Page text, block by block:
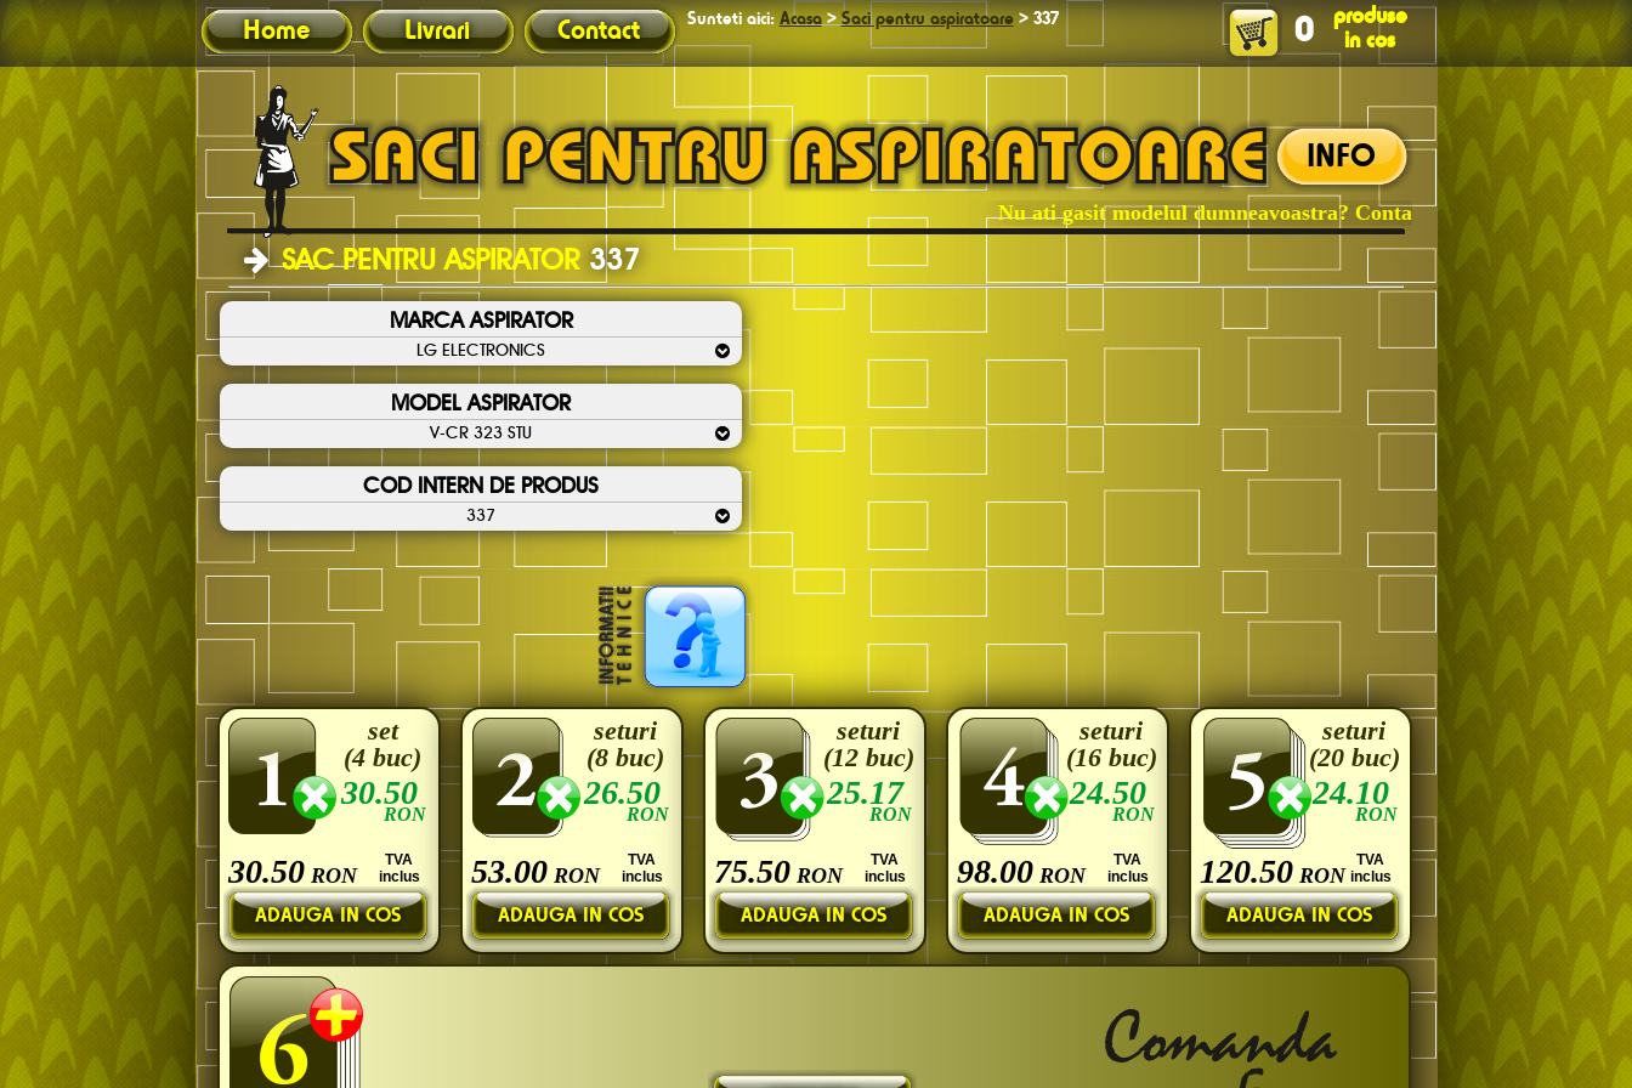
Home Livrari Contact Sunteti aici: Acasa>Saci pentru aspiratoare> 337 0
produse
in cos
INFO
Nu ati gasit modelul dumneavoastra? Contactati-ne!
SAC PENTRU ASPIRATOR 337
MARCA ASPIRATOR
LG ELECTRONICS
MODEL ASPIRATOR
V-CR 323 STU
COD INTERN DE PRODUS
337
30.50
RON
30.50RON
TVA
inclus
set
(4 buc)
26.50
RON
53.00RON
TVA
inclus
seturi
(8 buc)
25.17
RON
75.50RON
TVA
inclus
seturi
(12 buc)
24.50
RON
98.00RON
TVA
inclus
seturi
(16 buc)
24.10
RON
120.50RON
TVA
inclus
seturi
(20 buc)